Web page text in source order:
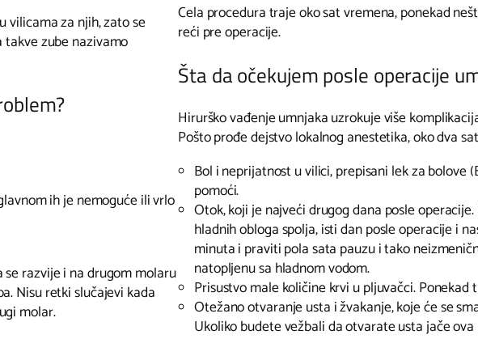
vilicama za njih, zato se
takve zube nazivamo
ih je nemoguće ili vrlo
razvije i na drugom molaru
Nisu retki slučajevi kada
molar.
Cela procedura traje oko sat vremena, ponekad
reći pre operacije.
Šta da očekujem posle operacije
Hirurško vađenje umnjaka uzrokuje više
Pošto prođe dejstvo lokalnog anestetika, oko dva
Bol i neprijatnost u vilici, prepisani lek za bolove
pomoći.
Otok, koji je najveći drugog dana posle
hladnih obloga spolja, isti dan posle operacije i
minuta i praviti pola sata pauzu i tako
natopljenu sa hladnom vodom.
Prisustvo male količine krvi u pljuvačci. Ponekad
Otežano otvaranje usta i žvakanje, koje će se
Ukoliko budete vežbali da otvarate usta jače